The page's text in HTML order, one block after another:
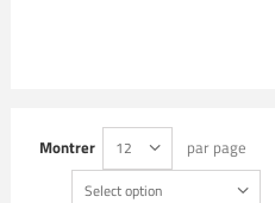
Montrer 12 par page
Select option